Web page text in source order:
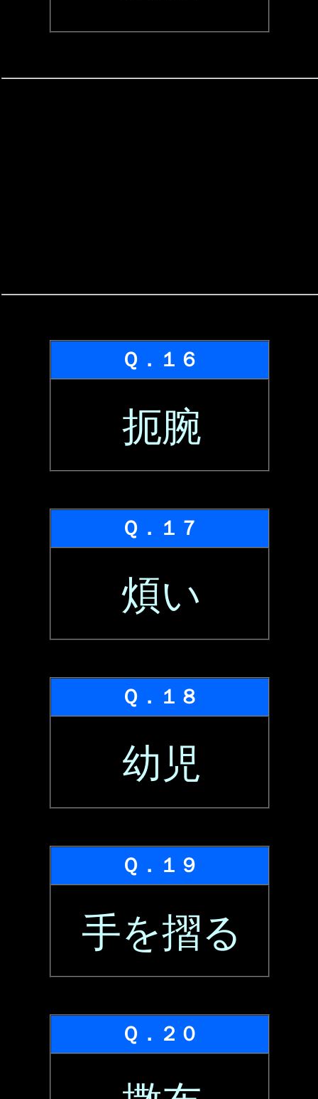
Ｑ．１６
扼腕
Ｑ．１７
煩い
Ｑ．１８
幼児
Ｑ．１９
手を摺る
Ｑ．２０